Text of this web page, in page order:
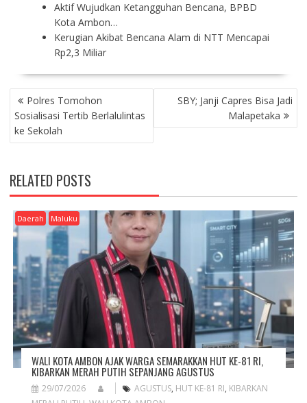
Aktif Wujudkan Ketangguhan Bencana, BPBD
Kota Ambon…
Kerugian Akibat Bencana Alam di NTT Mencapai
Rp2,3 Miliar
P
O
S
T
A
V
I
G
A
O
N
Polres Tomohon
Sosialisasi Tertib Berlalulintas
ke Sekolah
SBY; Janji Capres Bisa Jadi
Malapetaka
RELATED POSTS
Daerah Maluku
WALI KOTA AMBON AJAK WARGA SEMARAKKAN HUT KE-81 RI,
KIBARKAN MERAH PUTIH SEPANJANG AGUSTUS
29/07/2026 AGUSTUS, HUT KE-81 RI, KIBARKAN